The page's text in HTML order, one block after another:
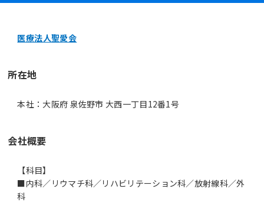
医療法人聖愛会
所在地
本社：大阪府 泉佐野市 大西一丁目12番1号
会社概要
【科目】
■内科／リウマチ科／リハビリテーション科／放射線科／外
科